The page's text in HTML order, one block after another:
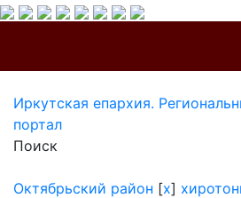
Иркутская епархия.
портал
Поиск
Октябрьский район [x]